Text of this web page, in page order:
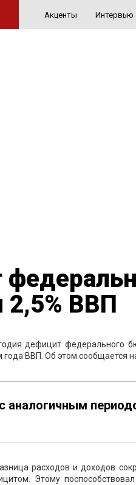
Акценты Интервью
2,5% ВВП
дефицит федерального
ВВП. Об этом сообщается
аналогичным
расходов и доходов
Этому